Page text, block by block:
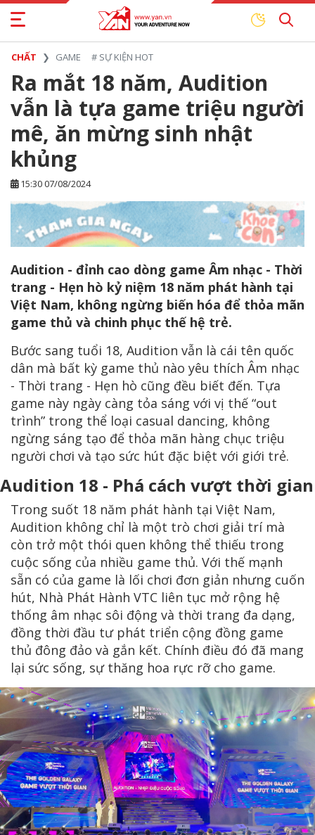
CHẤT GAME # SỰ KIỆN HOT
Ra mắt 18 năm, Audition
vẫn là tựa game triệu người
mê, ăn mừng sinh nhật
khủng
15:30 07/08/2024
Audition - đỉnh cao dòng game Âm nhạc - Thời
trang - Hẹn hò kỷ niệm 18 năm phát hành tại
Việt Nam, không ngừng biến hóa để thỏa mãn
game thủ và chinh phục thế hệ trẻ.
Bước sang tuổi 18, Audition vẫn là cái tên quốc
dân mà bất kỳ game thủ nào yêu thích Âm nhạc
- Thời trang - Hẹn hò cũng đều biết đến. Tựa
game này ngày càng tỏa sáng với vị thế “out
trình” trong thể loại casual dancing, không
ngừng sáng tạo để thỏa mãn hàng chục triệu
người chơi và tạo sức hút đặc biệt với giới trẻ.
Audition 18 - Phá cách vượt thời gian
Trong suốt 18 năm phát hành tại Việt Nam,
Audition không chỉ là một trò chơi giải trí mà
còn trở một thói quen không thể thiếu trong
cuộc sống của nhiều game thủ. Với thế mạnh
sẵn có của game là lối chơi đơn giản nhưng cuốn
hút, Nhà Phát Hành VTC liên tục mở rộng hệ
thống âm nhạc sôi động và thời trang đa dạng,
đồng thời đầu tư phát triển cộng đồng game
thủ đông đảo và gắn kết. Chính điều đó đã mang
lại sức sống, sự thăng hoa rực rỡ cho game.